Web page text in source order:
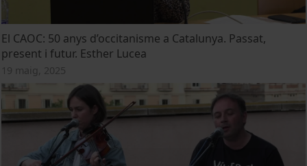
El CAOC: 50 anys d’occitanisme a Catalunya. Passat,
present i futur. Esther Lucea
19 maig, 2025